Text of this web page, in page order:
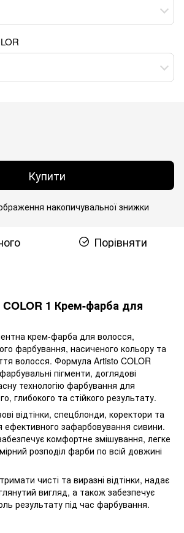
Купити
накопичувальної знижки
Порівняти
COLOR 1 Крем-фарба для
крем-фарба для волосся,
фарбування, насиченого кольору та
волосся. Формула Artisto COLOR
пігменти, доглядові
технологію фарбування для
глибокого та стійкого результату.
відтінки, спецблонди, коректори та
ефективного зафарбовування сивини.
комфортне змішування, легке
розподіл фарби по всій довжині
чисті та виразні відтінки, надає
вигляд, а також забезпечує
результату під час фарбування.